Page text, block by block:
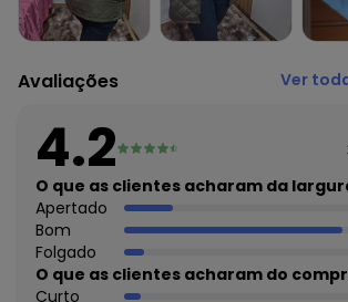
Histórico de preços
O preço apresentado abaixo é o menor
algum dia do mês, para o menor tamanho
julho/2026
junho/2026
maio/2026
abril/2026
março/2026
fevereiro/2026
Avaliações Ver
4.2
O que as clientes acharam da
Apertado
Bom
Folgado
O que as clientes acharam do
Curto